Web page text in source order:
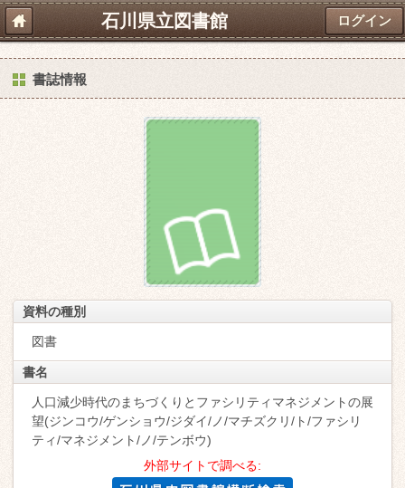
石川県立図書館 ログイン
書誌情報
資料の種別
図書
書名
人口減少時代のまちづくりとファシリティマネジメントの展
望(ジンコウ/ゲンショウ/ジダイ/ノ/マチズクリ/ト/ファシリ
ティ/マネジメント/ノ/テンボウ)
外部サイトで調べる: